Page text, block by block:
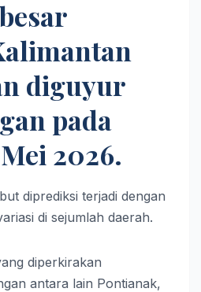
diguyur
pada
2026.
diprediksi terjadi dengan
di sejumlah daerah.
diperkirakan
antara lain Pontianak,